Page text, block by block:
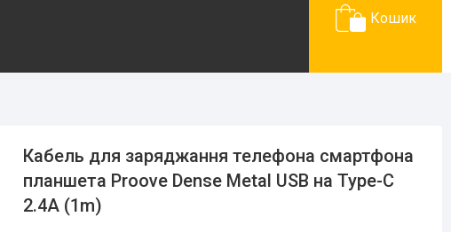
Кошик
Кабель для заряджання телефона смартфона
планшета Proove Dense Metal USB на Type-C
2.4A (1m)